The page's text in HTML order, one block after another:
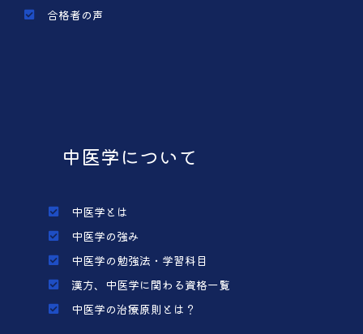
合格者の声
中医学について
中医学とは
中医学の強み
中医学の勉強法・学習科目
漢方、中医学に関わる資格一覧
中医学の治療原則とは？